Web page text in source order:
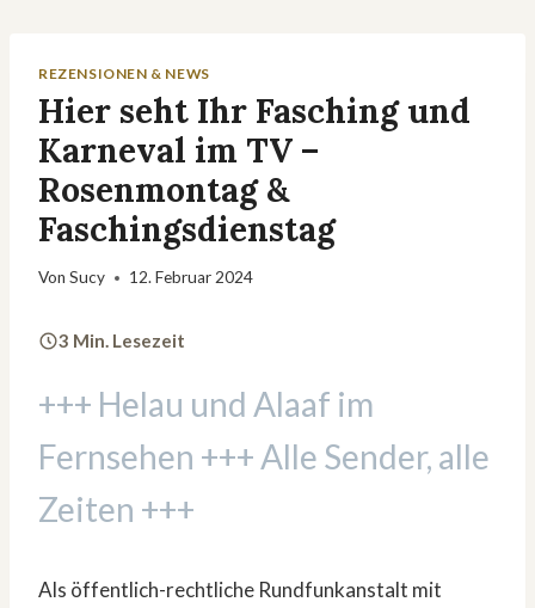
REZENSIONEN & NEWS
Hier seht Ihr Fasching und
Karneval im TV –
Rosenmontag &
Faschingsdienstag
Von Sucy 12. Februar 2024
3 Min. Lesezeit
+++ Helau und Alaaf im
Fernsehen +++ Alle Sender, alle
Zeiten +++
Als öffentlich-rechtliche Rundfunkanstalt mit